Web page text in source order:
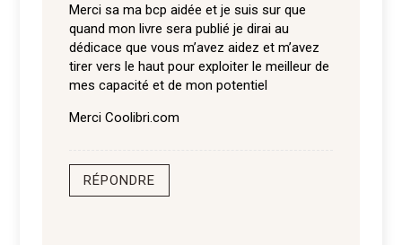
Merci sa ma bcp aidée et je suis sur que
quand mon livre sera publié je dirai au
dédicace que vous m’avez aidez et m’avez
tirer vers le haut pour exploiter le meilleur de
mes capacité et de mon potentiel
Merci Coolibri.com
RÉPONDRE